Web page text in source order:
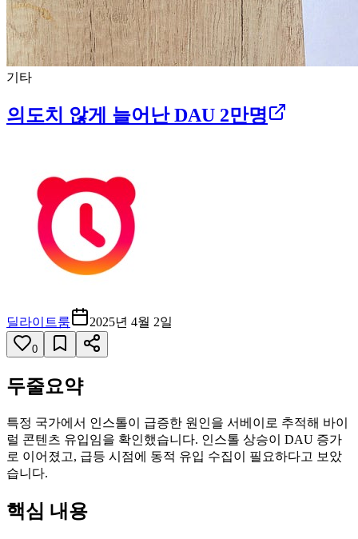
기타
의도치 않게 늘어난 DAU 2만명
딜라이트룸 2025년 4월 2일
0
두줄요약
특정 국가에서 인스톨이 급증한 원인을 서베이로 추적해 바이
럴 콘텐츠 유입임을 확인했습니다. 인스톨 상승이 DAU 증가
로 이어졌고, 급등 시점에 동적 유입 수집이 필요하다고 보았
습니다.
핵심 내용